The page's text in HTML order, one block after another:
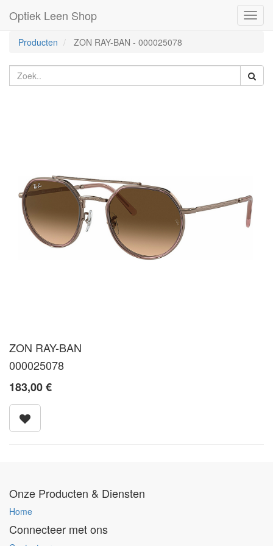
Optiek Leen Shop
Producten ZON RAY-BAN - 000025078
ZON RAY-BAN
000025078
183,00€
Onze Producten & Diensten
Home
Connecteer met ons